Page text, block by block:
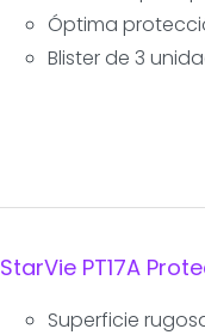
Óptima
Blister de 3
StarVie PT17A
Superficie